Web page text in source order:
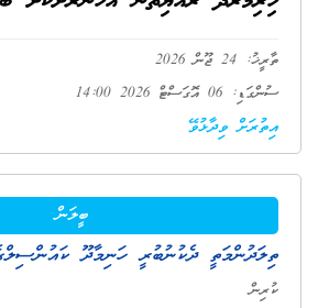
ތާރީޚު: 24 ޖޫން 2026
ސުންގަޑި: 06 އޮގަސްޓް 2026 14:00
އިތުރަށް ވިދާޅުވޭ
ބީލަން
ތިލަދުންމަތީ ދެކުނުބުރީ ހަނިމާދޫ
ކުރިން